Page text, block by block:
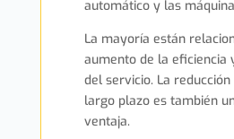
automático y las
La mayoría están
aumento de la eficiencia
del servicio. La
largo plazo es también
ventaja.